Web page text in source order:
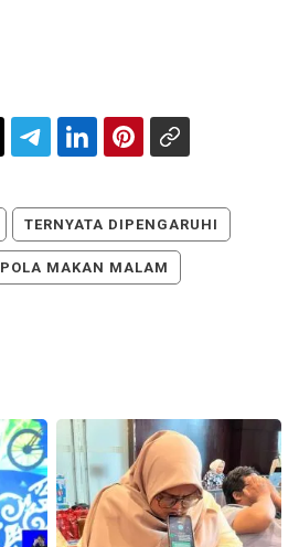
TERNYATA DIPENGARUHI
POLA MAKAN MALAM